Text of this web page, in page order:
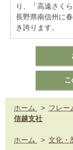
り、「高遠さく
長野県南信州に
き誇ります。
ホーム > フレー
信越支社
ホーム > 文化・